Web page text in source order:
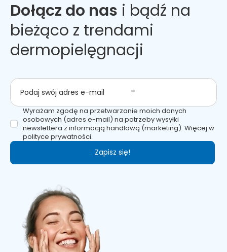
Dołącz do nas i bądź na
bieżąco z trendami
dermopielęgnacji
Podaj swój adres e-mail
Wyrażam zgodę na przetwarzanie moich danych
osobowych (adres e-mail) na potrzeby wysyłki
newslettera z informacją handlową (marketing). Więcej w
polityce prywatności.
Zapisz się!